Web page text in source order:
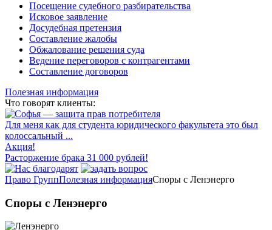
Посещение судебного разбирательства
Исковое заявление
Досудебная претензия
Составление жалобы
Обжалование решения суда
Ведение переговоров с контрагентами
Составление договоров
Полезная информация
Что говорят клиенты:
Для меня как для студента юридического факультета это был
колоссальный ...
Акция!
Расторжение брака 31 000 рублей!
Право ГруппПолезная информацияСпоры с Ленэнерго
Споры с Ленэнерго